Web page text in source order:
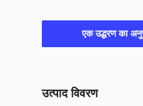
एक उद्धरण का
उत्पाद विवरण